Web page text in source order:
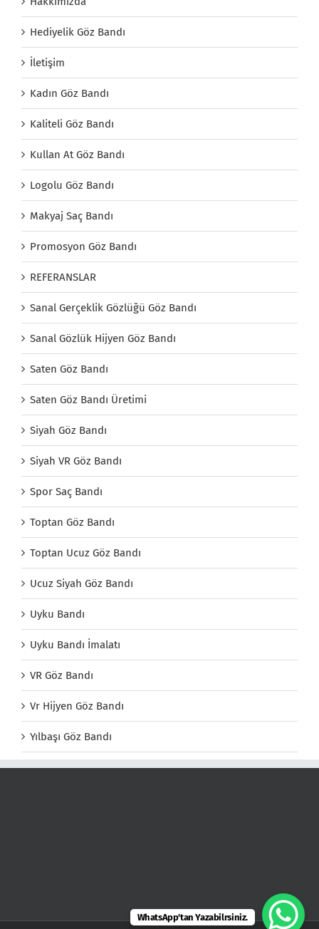
Hediyelik Göz Bandı
İletişim
Kadın Göz Bandı
Kaliteli Göz Bandı
Kullan At Göz Bandı
Logolu Göz Bandı
Makyaj Saç Bandı
Promosyon Göz Bandı
REFERANSLAR
Sanal Gerçeklik Gözlüğü Göz Bandı
Sanal Gözlük Hijyen Göz Bandı
Saten Göz Bandı
Saten Göz Bandı Üretimi
Siyah Göz Bandı
Siyah VR Göz Bandı
Spor Saç Bandı
Toptan Göz Bandı
Toptan Ucuz Göz Bandı
Ucuz Siyah Göz Bandı
Uyku Bandı
Uyku Bandı İmalatı
VR Göz Bandı
Vr Hijyen Göz Bandı
Yılbaşı Göz Bandı
WhatsApp'tan Yazabilrsiniz.